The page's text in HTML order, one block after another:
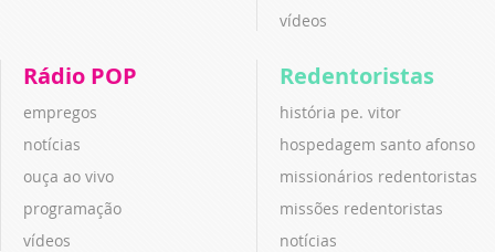
vídeos
Rádio POP
empregos
notícias
ouça ao vivo
programação
vídeos
Redentoristas
história pe. vitor
hospedagem santo afonso
missionários redentoristas
missões redentoristas
notícias